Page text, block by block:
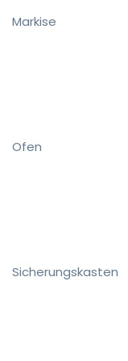
Markise
Ofen
Sicherungskasten